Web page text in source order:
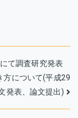
て調査研究発表
方について(平成29
発表、論文提出)